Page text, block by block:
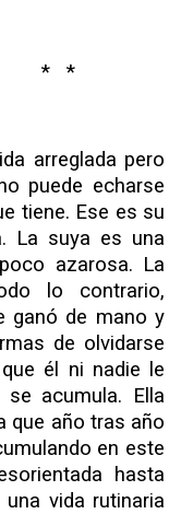
arreglada pero
puede echarse
tiene. Ese es su
La suya es una
aza­rosa. La
lo contrario,
ganó de mano y
de olvidarse
él ni nadie le
acumula. Ella
que año tras año
en este
hasta
vida rutinaria